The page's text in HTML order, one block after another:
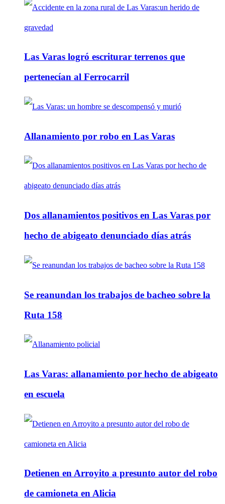
Las Varas logró escriturar terrenos que
pertenecían al Ferrocarril
Allanamiento por robo en Las Varas
Dos allanamientos positivos en Las Varas por
hecho de abigeato denunciado días atrás
Se reanundan los trabajos de bacheo sobre la
Ruta 158
Las Varas: allanamiento por hecho de abigeato
en escuela
Detienen en Arroyito a presunto autor del robo
de camioneta en Alicia